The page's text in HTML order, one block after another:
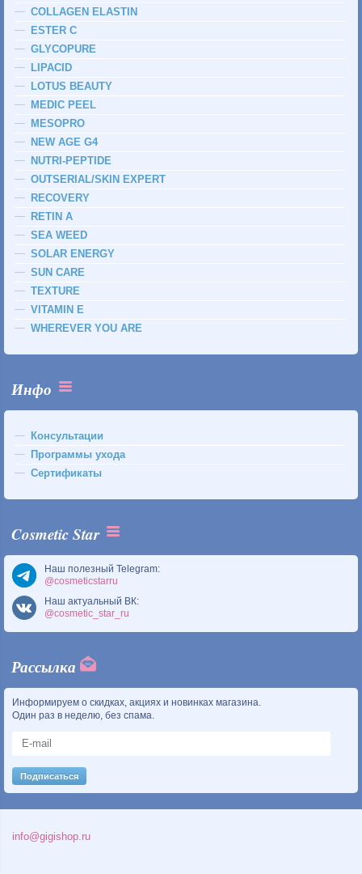
COLLAGEN ELASTIN
ESTER C
GLYCOPURE
LIPACID
LOTUS BEAUTY
MEDIC PEEL
MESOPRO
NEW AGE G4
NUTRI-PEPTIDE
OUTSERIAL/SKIN EXPERT
RECOVERY
RETIN A
SEA WEED
SOLAR ENERGY
SUN CARE
TEXTURE
VITAMIN E
WHEREVER YOU ARE
Инфо
Консультации
Программы ухода
Сертификаты
Cosmetic Star
Наш полезный Telegram:
@cosmeticstarru
Наш актуальный ВК:
@cosmetic_star_ru
Рассылка
Информируем о скидках, акциях и новинках магазина.
Один раз в неделю, без спама.
info@gigishop.ru